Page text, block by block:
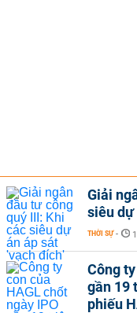
Giải
siêu dự
THỜI SỰ -
Công
gần 19
phiếu